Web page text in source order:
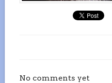
No comments yet